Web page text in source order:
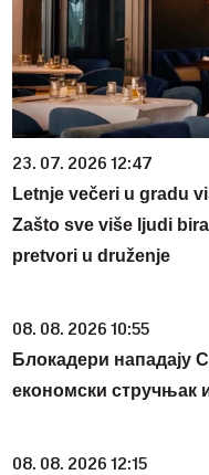
23. 07. 2026 12:47
Letnje večeri u gradu
Zašto sve više ljudi
pretvori u druženje
08. 08. 2026 10:55
Блокадери нападају
економски стручњак
08. 08. 2026 12:15